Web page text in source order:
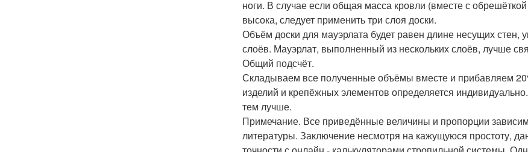
ноги. В случае если общая масса кровли (вместе с
высока, следует применить три слоя доски.
Объём доски для мауэрлата будет равен длине несущих стен,
слоёв. Мауэрлат, выполненный из нескольких слоёв, лучше
Общий подсчёт.
Складываем все полученные объёмы вместе и прибавляем
изделий и крепёжных элементов определяется
тем лучше.
Примечание. Все приведённые величины и пропорции
литературы. Заключение несмотря на кажущуюся простоту,